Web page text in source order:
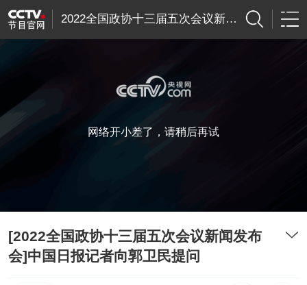
2022全国政协十三届五次会议新闻发布会
网络开小差了，请稍后再试
[2022全国政协十三届五次会议新闻发布
会]中国日报记者向郭卫民提问